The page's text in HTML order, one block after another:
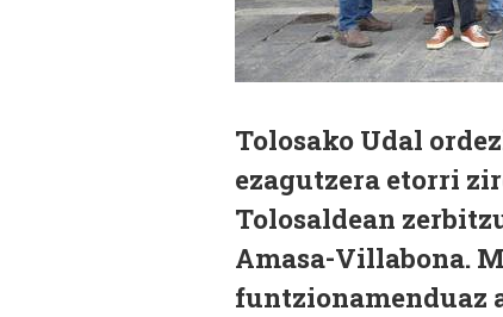
Tolosako Udal
ezagutzera etorri
Tolosaldean
Amasa-Villabona.
funtzionamenduaz